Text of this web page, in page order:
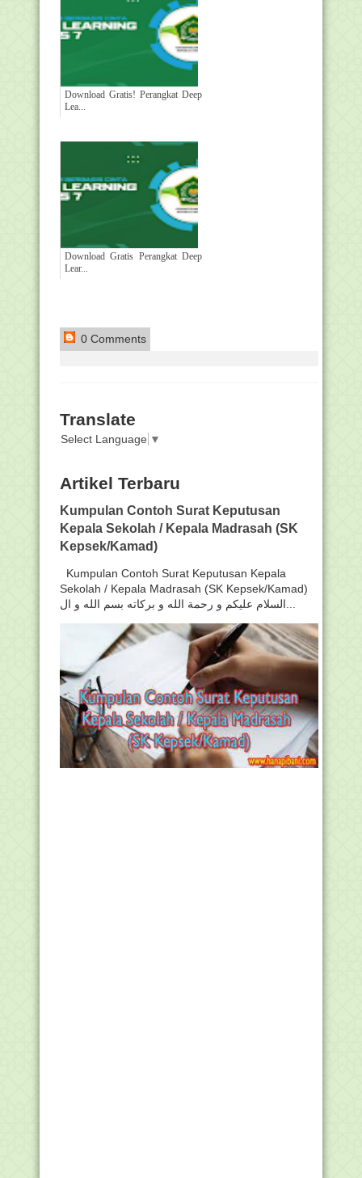
Download Gratis! Perangkat Deep
Lea...
Download Gratis Perangkat Deep
Lear...
0 Comments
Translate
Select Language ▼
Artikel Terbaru
Kumpulan Contoh Surat Keputusan
Kepala Sekolah / Kepala Madrasah (SK
Kepsek/Kamad)
Kumpulan Contoh Surat Keputusan Kepala
Sekolah / Kepala Madrasah (SK Kepsek/Kamad)